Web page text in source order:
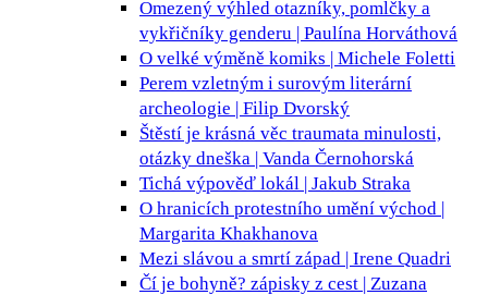
Omezený výhled otazníky, pomlčky a
vykřičníky genderu | Paulína Horváthová
O velké výměně komiks | Michele Foletti
Perem vzletným i surovým literární
archeologie | Filip Dvorský
Štěstí je krásná věc traumata minulosti,
otázky dneška | Vanda Černohorská
Tichá výpověď lokál | Jakub Straka
O hranicích protestního umění východ |
Margarita Khakhanova
Mezi slávou a smrtí západ | Irene Quadri
Čí je bohyně? zápisky z cest | Zuzana